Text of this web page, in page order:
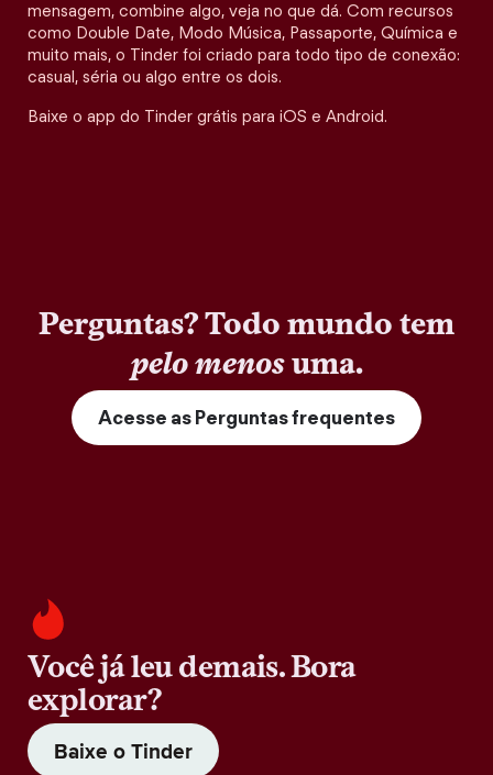
mensagem, combine algo, veja no que dá. Com recursos
como Double Date, Modo Música, Passaporte, Química e
muito mais, o Tinder foi criado para todo tipo de conexão:
casual, séria ou algo entre os dois.
Baixe o app do Tinder grátis para iOS e Android.
Perguntas? Todo mundo tem
pelo menosuma.
Acesse as Perguntas frequentes
Você já leu demais. Bora
explorar?
Baixe o Tinder